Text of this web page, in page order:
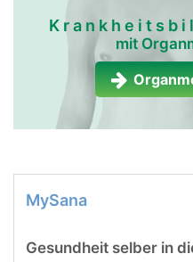
mit
MySana
Gesundheit selber in